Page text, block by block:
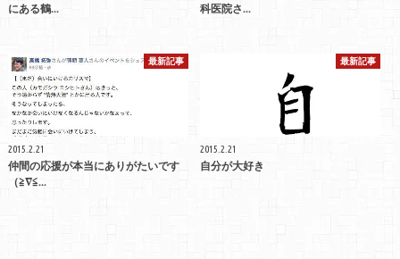
にある鶴...
科医院さ...
最新記事
2015.2.21
仲間の応援が本当にありがたいです
（≧∇≦...
最新記事
2015.2.21
自分が大好き